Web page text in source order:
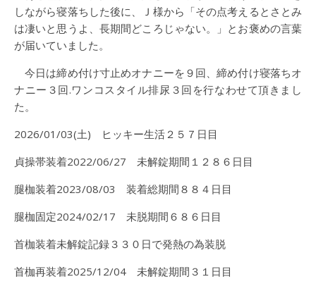
しながら寝落ちした後に、Ｊ様から「その点考えるとさとみ
は凄いと思うよ、長期間どころじゃない。」とお褒めの言葉
が届いていました。
今日は締め付け寸止めオナニーを９回、締め付け寝落ちオ
ナニー３回.ワンコスタイル排尿３回を行なわせて頂きまし
た。
2026/01/03(土) ヒッキー生活２５７日目
貞操帯装着2022/06/27 未解錠期間１２８６日目
腿枷装着2023/08/03 装着総期間８８４日目
腿枷固定2024/02/17 未脱期間６８６日目
首枷装着未解錠記録３３０日で発熱の為装脱
首枷再装着2025/12/04 未解錠期間３１日目